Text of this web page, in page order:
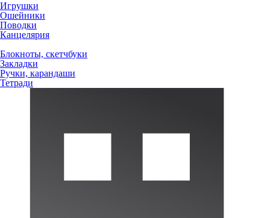
Игрушки
Ошейники
Поводки
Канцелярия
Блокноты, скетчбуки
Закладки
Ручки, карандаши
Тетради